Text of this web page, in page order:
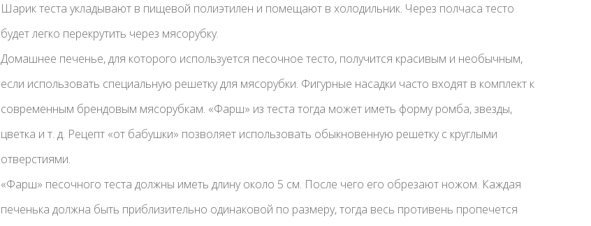
Шарик теста укладывают в пищевой полиэтилен и помещают в холодильник. Через полчаса тесто
будет легко перекрутить через мясорубку.
Домашнее печенье, для которого используется песочное тесто, получится красивым и необычным,
если использовать специальную решетку для мясорубки. Фигурные насадки часто входят в комплект к
современным брендовым мясорубкам. «Фарш» из теста тогда может иметь форму ромба, звезды,
цветка и т. д. Рецепт «от бабушки» позволяет использовать обыкновенную решетку с круглыми
отверстиями.
«Фарш» песочного теста должны иметь длину около 5 см. После чего его обрезают ножом. Каждая
печенька должна быть приблизительно одинаковой по размеру, тогда весь противень пропечется